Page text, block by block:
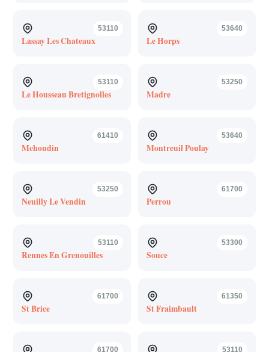
53110
Lassay Les Chateaux
53640
Le Horps
53110
Le Housseau Bretignolles
53250
Madre
61410
Mehoudin
53640
Montreuil Poulay
53250
Neuilly Le Vendin
61700
Perrou
53110
Rennes En Grenouilles
53300
Souce
61700
St Brice
61350
St Fraimbault
61700 53110